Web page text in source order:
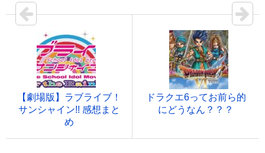
【劇場版】ラブライブ！
サンシャイン!! 感想まと
め
ドラクエ6ってお前ら的
にどうなん？？？